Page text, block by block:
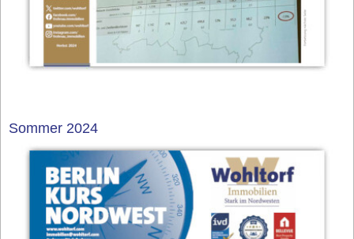
Sommer 2024